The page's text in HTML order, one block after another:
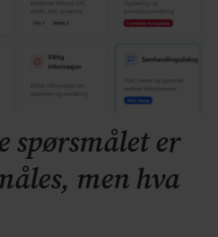
spørsmålet er
men hva